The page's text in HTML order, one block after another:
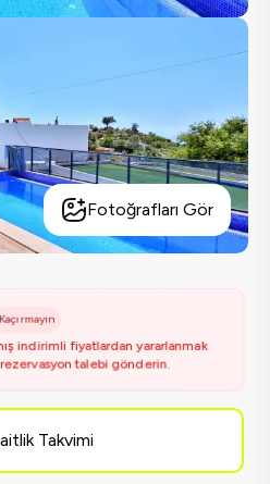
Fotoğrafları Gör
Kaçırmayın
indirimli fiyatlardan yararlanmak
talebi gönderin.
Takvimi